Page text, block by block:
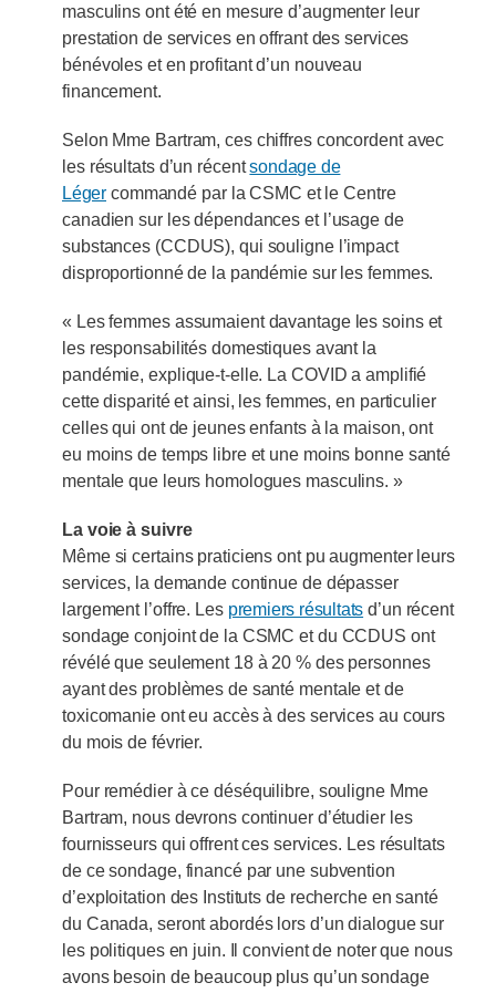
masculins ont été en mesure d’augmenter leur
prestation de services en offrant des services
bénévoles et en profitant d’un nouveau
financement.
Selon Mme Bartram, ces chiffres concordent avec
les résultats d’un récentsondage de
Léger commandé par la CSMC et le Centre
canadien sur les dépendances et l’usage de
substances (CCDUS), qui souligne l’impact
disproportionné de la pandémie sur les femmes.
« Les femmes assumaient davantage les soins et
les responsabilités domestiques avant la
pandémie, explique-t-elle. La COVID a amplifié
cette disparité et ainsi, les femmes, en particulier
celles qui ont de jeunes enfants à la maison, ont
eu moins de temps libre et une moins bonne santé
mentale que leurs homologues masculins. »
La voie à suivre
Même si certains praticiens ont pu augmenter leurs
services, la demande continue de dépasser
largement l’offre. Les premiers résultats d’un récent
sondage conjoint de la CSMC et du CCDUS ont
révélé que seulement 18 à 20 % des personnes
ayant des problèmes de santé mentale et de
toxicomanie ont eu accès à des services au cours
du mois de février.
Pour remédier à ce déséquilibre, souligne Mme
Bartram, nous devrons continuer d’étudier les
fournisseurs qui offrent ces services. Les résultats
de ce sondage, financé par une subvention
d’exploitation des Instituts de recherche en santé
du Canada, seront abordés lors d’un dialogue sur
les politiques en juin. Il convient de noter que nous
avons besoin de beaucoup plus qu’un sondage